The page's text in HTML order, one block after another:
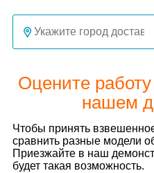
Оцените работу
нашем
Чтобы принять
сравнить разные модели
Приезжайте в наш
будет такая возможность.